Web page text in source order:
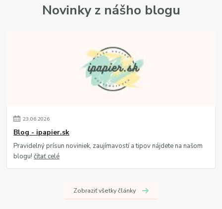
Novinky z nášho blogu
23.06.2026
Blog - ipapier.sk
Pravidelný prísun noviniek, zaujímavostí a tipov nájdete na našom
blogu!čítať celé
Zobraziť všetky články